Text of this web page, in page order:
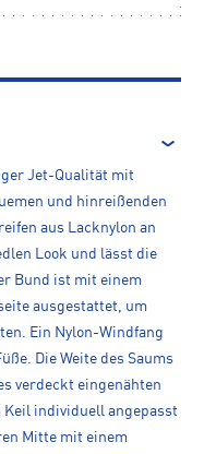
Jet-Qualität mit
und hinreißenden
aus Lacknylon an
Look und lässt die
Bund ist mit einem
ausgestattet, um
Ein Nylon-Windfang
Die Weite des Saums
verdeckt eingenähten
Keil individuell angepasst
Mitte mit einem